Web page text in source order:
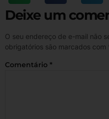
Deixe um
O seu endereço de e-mail não
obrigatórios são marcados com
Comentário *